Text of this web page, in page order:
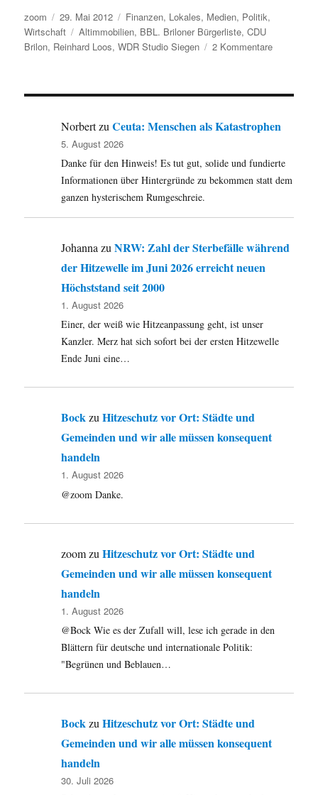
Autor
zoom
Veröffentlicht
am
29. Mai 2012 Kategorien
Finanzen, Lokales, Medien, Politik,
Wirtschaft
Schlagwörter
Altimmobilien, BBL. Briloner Bürgerliste,CDU
Brilon, Reinhard Loos,WDR Studio Siegen 2 Kommentarezu
Kauf
Ratsherr
Reinhard
WDR
NorbertzuCeuta: Menschen als Katastrophen
5. August 2026
Danke für den Hinweis! Es tut gut, solide und fundierte
Informationen über Hintergründe zu bekommen statt dem
ganzen hysterischem Rumgeschreie.
JohannazuNRW: Zahl der Sterbefälle während
der Hitzewelle im Juni 2026 erreicht neuen
Höchststand seit 2000
1. August 2026
Einer, der weiß wie Hitzeanpassung geht, ist unser
Kanzler. Merz hat sich sofort bei der ersten Hitzewelle
Ende Juni eine…
BockzuHitzeschutz vor Ort: Städte und
Gemeinden und wir alle müssen konsequent
handeln
1. August 2026
@zoom Danke.
zoomzuHitzeschutz vor Ort: Städte und
Gemeinden und wir alle müssen konsequent
handeln
1. August 2026
@Bock Wie es der Zufall will, lese ich gerade in den
Blättern für deutsche und internationale Politik:
"Begrünen und Beblauen…
Bock zuHitzeschutz vor Ort: Städte und
Gemeinden und wir alle müssen konsequent
handeln
30. Juli 2026